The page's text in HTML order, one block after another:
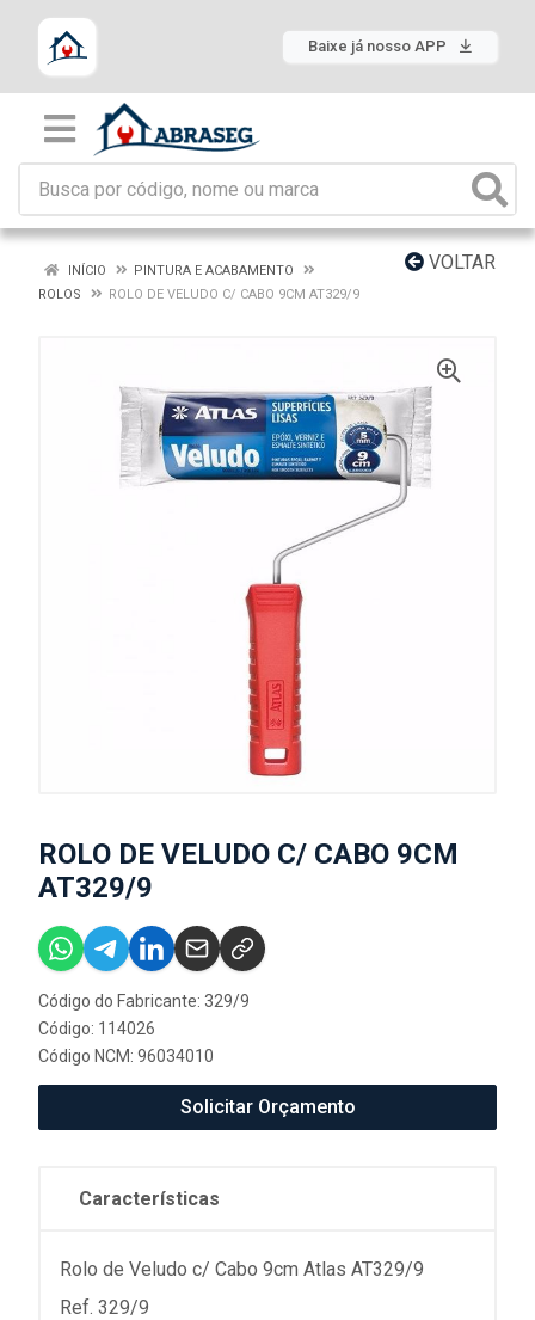
Baixe já nosso APP
VOLTAR
INÍCIO
PINTURA E ACABAMENTO
ROLOS
ROLO DE VELUDO C/ CABO 9CM AT329/9
ROLO DE VELUDO C/ CABO 9CM
AT329/9
Código do Fabricante: 329/9
Código: 114026
Código NCM: 96034010
Solicitar Orçamento
Características
Rolo de Veludo c/ Cabo 9cm Atlas AT329/9
Ref. 329/9